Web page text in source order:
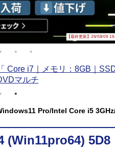
【最終更新】26/08/09
Pro/Intel Core i5
(Win11pro64) 5D8